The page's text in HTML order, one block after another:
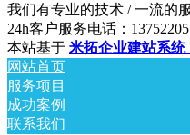
我们有专业的技术 / 一流的
24h客户服务电话：
本站基于 米拓企业建站系统
网站首页
服务项目
成功案例
联系我们